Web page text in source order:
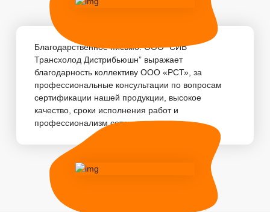
Благодарственное письмо! ООО “СИВ
Трансхолод Дистрибьюшн” выражает
благодарность коллективу ООО «РСТ», за
профессиональные консультации по вопросам
сертификации нашей продукции, высокое
качество, сроки исполнения работ и
профессионализм сотрудников. ...